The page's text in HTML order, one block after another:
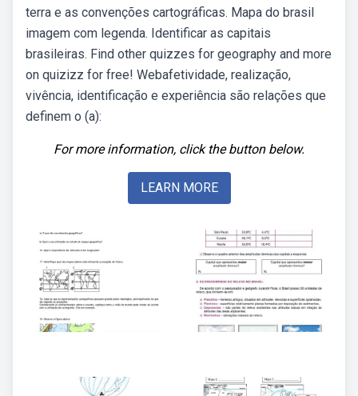
terra e as convenções cartográficas. Mapa do brasil
imagem com legenda. Identificar as capitais
brasileiras. Find other quizzes for geography and more
on quizizz for free! Webafetividade, realização,
vivência, identificação e experiência são relações que
definem o (a):
For more information, click the button below.
LEARN MORE